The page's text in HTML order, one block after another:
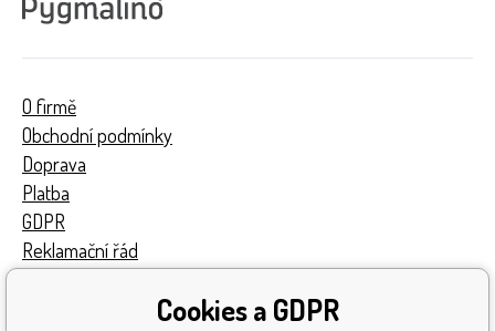
O firmě
Obchodní podmínky
Doprava
Platba
GDPR
Reklamační řád
Cookies a GDPR